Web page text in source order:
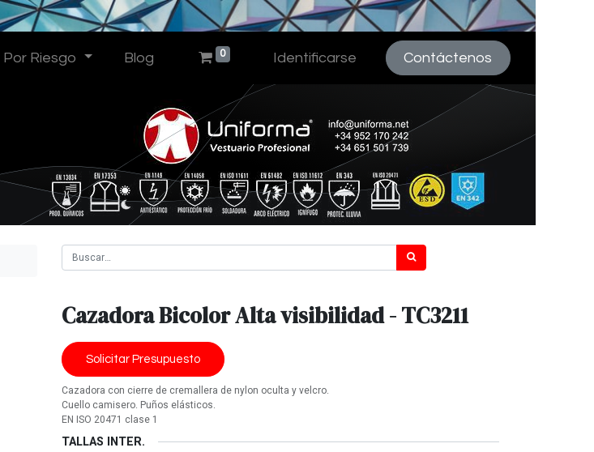
Por Riesgo Blog 0 Identificarse Contáctenos
Cazadora Bicolor Alta visibilidad - TC3211
Solicitar Presupuesto
Cazadora con cierre de cremallera de nylon oculta y velcro.
Cuello camisero. Puños elásticos.
EN ISO 20471 clase 1
TALLAS INTER.